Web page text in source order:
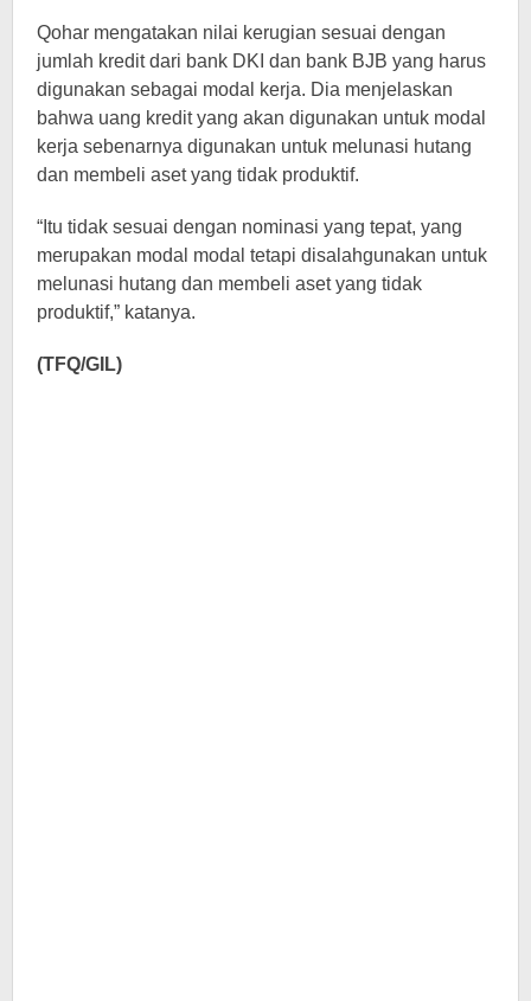
Qohar mengatakan nilai kerugian sesuai dengan
jumlah kredit dari bank DKI dan bank BJB yang harus
digunakan sebagai modal kerja. Dia menjelaskan
bahwa uang kredit yang akan digunakan untuk modal
kerja sebenarnya digunakan untuk melunasi hutang
dan membeli aset yang tidak produktif.
“Itu tidak sesuai dengan nominasi yang tepat, yang
merupakan modal modal tetapi disalahgunakan untuk
melunasi hutang dan membeli aset yang tidak
produktif,” katanya.
(TFQ/GIL)